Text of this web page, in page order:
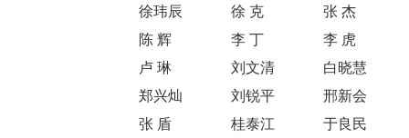
徐玮辰 徐 克
张 杰
陈 辉
李 丁
李 虎
卢 琳
刘文清
白晓慧
郑兴灿
刘锐平
邢新会
张 盾
桂泰江
于良民